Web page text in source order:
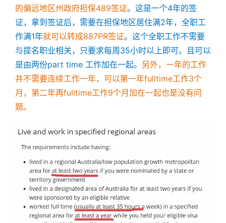
的偏远地区州政府担保489签证。这是一个4年的签
证，拿到签证后，需要在担保地区居住满2年，全职工
作满1年就可以转成887PR签证。这个全职工作不需要
与提名职业相关，只要求每周35小时以上即可。且可以
是由两份part time 工作加在一起。 另外，一年的工作
并不需要连续工作一年，可以第一年fulltime工作3个
月，第二年再fulltime工作9个月加在一起也是没有问
题。